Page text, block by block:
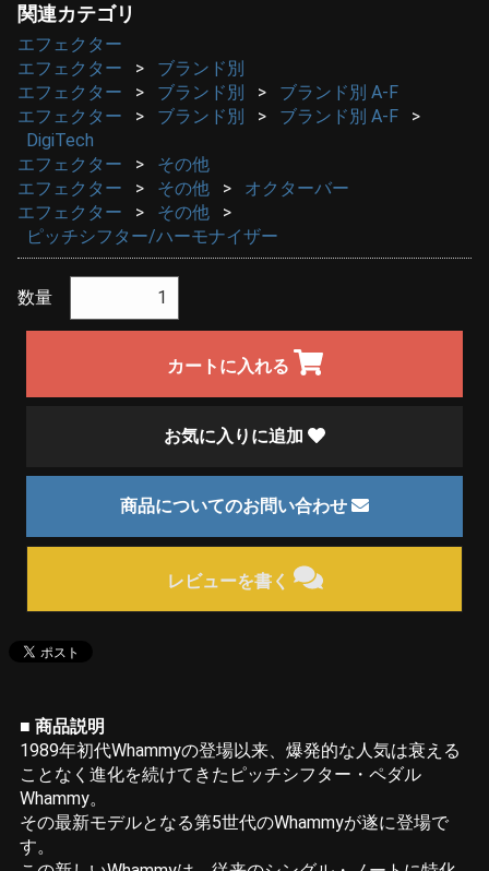
関連カテゴリ
エフェクター
エフェクター
ブランド別
エフェクター
ブランド別
ブランド別 A-F
エフェクター
ブランド別
ブランド別 A-F
DigiTech
エフェクター
その他
エフェクター
その他
オクターバー
エフェクター
その他
ピッチシフター/ハーモナイザー
数量
カートに入れる
お気に入りに追加
商品についてのお問い合わせ
レビューを書く
■ 商品説明
1989年初代Whammyの登場以来、爆発的な人気は衰える
ことなく進化を続けてきたピッチシフター・ペダル
Whammy。
その最新モデルとなる第5世代のWhammyが遂に登場で
す。